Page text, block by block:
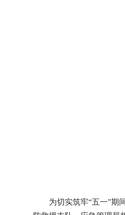
为切实筑牢“五一”期